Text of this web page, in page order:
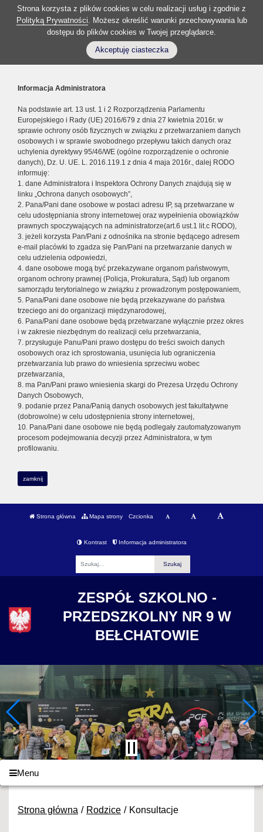
Strona korzysta z plików cookies w celu realizacji usług i zgodnie z
Polityką Prywatności. Możesz określić warunki przechowywania lub
dostępu do plików cookies w Twojej przeglądarce.
Akceptuję ciasteczka
Informacja Administratora
Na podstawie art. 13 ust. 1 i 2 Rozporządzenia Parlamentu
Europejskiego i Rady (UE) 2016/679 z dnia 27 kwietnia 2016r. w
sprawie ochrony osób fizycznych w związku z przetwarzaniem danych
osobowych i w sprawie swobodnego przepływu takich danych oraz
uchylenia dyrektywy 95/46/WE (ogólne rozporządzenie o ochronie
danych), Dz. U. UE. L. 2016.119.1 z dnia 4 maja 2016r., dalej RODO
informuję:
1. dane Administratora i Inspektora Ochrony Danych znajdują się w
linku „Ochrona danych osobowych”,
2. Pana/Pani dane osobowe w postaci adresu IP, są przetwarzane w
celu udostępniania strony internetowej oraz wypełnienia obowiązków
prawnych spoczywających na administratorze(art.6 ust.1 lit.c RODO),
3. jeżeli korzysta Pan/Pani z odnośnika na stronie będącego adresem
e-mail placówki to zgadza się Pan/Pani na przetwarzanie danych w
celu udzielenia odpowiedzi,
4. dane osobowe mogą być przekazywane organom państwowym,
organom ochrony prawnej (Policja, Prokuratura, Sąd) lub organom
samorządu terytorialnego w związku z prowadzonym postępowaniem,
5. Pana/Pani dane osobowe nie będą przekazywane do państwa
trzeciego ani do organizacji międzynarodowej,
6. Pana/Pani dane osobowe będą przetwarzane wyłącznie przez okres
i w zakresie niezbędnym do realizacji celu przetwarzania,
7. przysługuje Panu/Pani prawo dostępu do treści swoich danych
osobowych oraz ich sprostowania, usunięcia lub ograniczenia
przetwarzania lub prawo do wniesienia sprzeciwu wobec
przetwarzania,
8. ma Pan/Pani prawo wniesienia skargi do Prezesa Urzędu Ochrony
Danych Osobowych,
9. podanie przez Pana/Panią danych osobowych jest fakultatywne
(dobrowolne) w celu udostępnienia strony internetowej,
10. Pana/Pani dane osobowe nie będą podlegały zautomatyzowanym
procesom podejmowania decyzji przez Administratora, w tym
profilowaniu.
zamknij
Strona główna Mapa strony Czcionka
Kontrast Informacja administratora
ZESPÓŁ SZKOLNO -
PRZEDSZKOLNY NR 9 W
BEŁCHATOWIE
Menu
Strona główna Rodzice Konsultacje